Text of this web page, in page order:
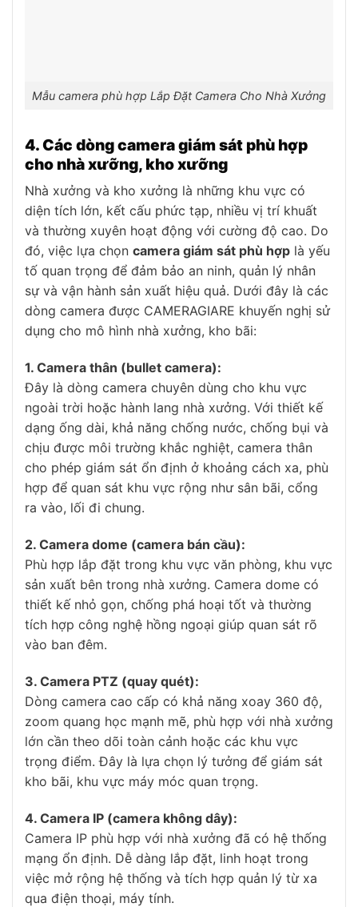
Mẫu camera phù hợp Lắp Đặt Camera Cho Nhà Xưởng
4. Các dòng camera giám sát phù hợp
cho nhà xưỡng, kho xưỡng
Nhà xưởng và kho xưởng là những khu vực có
diện tích lớn, kết cấu phức tạp, nhiều vị trí khuất
và thường xuyên hoạt động với cường độ cao. Do
đó, việc lựa chọn camera giám sát phù hợp là yếu
tố quan trọng để đảm bảo an ninh, quản lý nhân
sự và vận hành sản xuất hiệu quả. Dưới đây là các
dòng camera được CAMERAGIARE khuyến nghị sử
dụng cho mô hình nhà xưởng, kho bãi:
1. Camera thân (bullet camera):
Đây là dòng camera chuyên dùng cho khu vực
ngoài trời hoặc hành lang nhà xưởng. Với thiết kế
dạng ống dài, khả năng chống nước, chống bụi và
chịu được môi trường khắc nghiệt, camera thân
cho phép giám sát ổn định ở khoảng cách xa, phù
hợp để quan sát khu vực rộng như sân bãi, cổng
ra vào, lối đi chung.
2. Camera dome (camera bán cầu):
Phù hợp lắp đặt trong khu vực văn phòng, khu vực
sản xuất bên trong nhà xưởng. Camera dome có
thiết kế nhỏ gọn, chống phá hoại tốt và thường
tích hợp công nghệ hồng ngoại giúp quan sát rõ
vào ban đêm.
3. Camera PTZ (quay quét):
Dòng camera cao cấp có khả năng xoay 360 độ,
zoom quang học mạnh mẽ, phù hợp với nhà xưởng
lớn cần theo dõi toàn cảnh hoặc các khu vực
trọng điểm. Đây là lựa chọn lý tưởng để giám sát
kho bãi, khu vực máy móc quan trọng.
4. Camera IP (camera không dây):
Camera IP phù hợp với nhà xưởng đã có hệ thống
mạng ổn định. Dễ dàng lắp đặt, linh hoạt trong
việc mở rộng hệ thống và tích hợp quản lý từ xa
qua điện thoại, máy tính.